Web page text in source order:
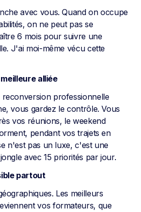
avec vous. Quand on occupe
on ne peut pas se
6 mois pour suivre une
J'ai moi-même vécu cette
alliée
professionnelle
vous gardez le contrôle. Vous
vos réunions, le weekend
pendant vos trajets en
n'est pas un luxe, c'est une
avec 15 priorités par jour.
partout
Les meilleurs
vos formateurs, que